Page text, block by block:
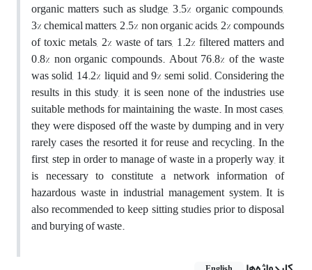
organic matters such as sludge, 3.5% organic compounds,
3% chemical matters, 2.5% non organic acids, 2% compounds
of toxic metals, 2% waste of tars, 1.2% filtered matters and
0.8% non organic compounds. About 76.8% of the waste
was solid, 14.2% liquid and 9% semi solid. Considering the
results in this study, it is seen none of the industries use
suitable methods for maintaining the waste. In most cases,
they were disposed off the waste by dumping and in very
rarely cases the resorted it for reuse and recycling. In the
first, step in order to manage of waste in a properly way, it
is necessary to constitute a network information of
hazardous waste in industrial management system. It is
also recommended to keep sitting studies prior to disposal
and burying of waste.